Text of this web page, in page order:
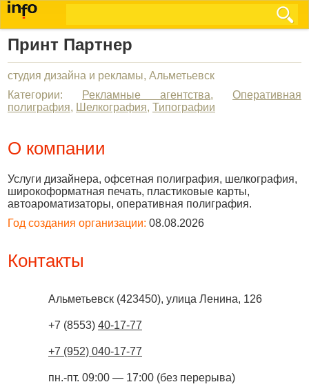
Принт Партнер
студия дизайна и рекламы, Альметьевск
Категории:
Рекламные агентства, Оперативная
полиграфия, Шелкография, Типографии
О компании
Услуги дизайнера, офсетная полиграфия, шелкография,
широкоформатная печать, пластиковые карты,
автоароматизаторы, оперативная полиграфия.
Год создания организации: 08.08.2026
Контакты
Альметьевск (423450), улица Ленина, 126
+7 (8553) 40-17-77
+7 (952) 040-17-77
пн.-пт. 09:00 — 17:00 (без перерыва)